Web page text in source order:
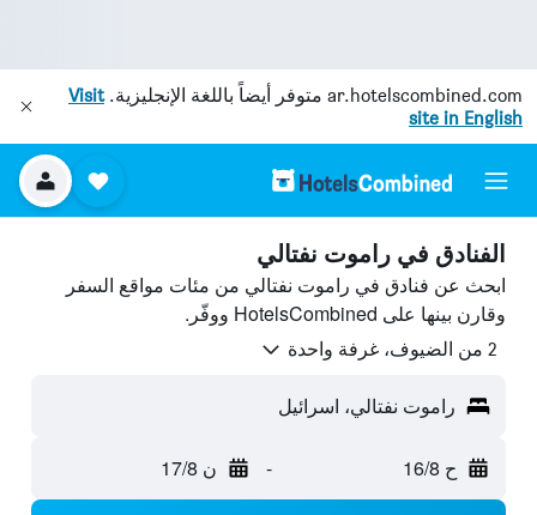
ar.hotelscombined.com متوفر أيضاً باللغة الإنجليزية.Visit
site in English
الفنادق في راموت نفتالي
ابحث عن فنادق في راموت نفتالي من مئات مواقع السفر
وقارن بينها على HotelsCombined ووفّر.
2 من الضيوف، غرفة واحدة
راموت نفتالي، اسرائيل
ح 16/8 - ن 17/8